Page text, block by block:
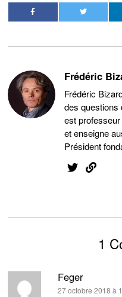
Frédéric
Frédéric
des questions
est
et enseigne
Président
1
Feger
dit :
27 octobre 2018 à